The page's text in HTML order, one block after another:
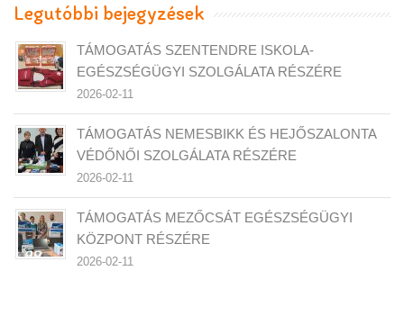
Legutóbbi bejegyzések
TÁMOGATÁS SZENTENDRE ISKOLA-
EGÉSZSÉGÜGYI SZOLGÁLATA RÉSZÉRE
2026-02-11
TÁMOGATÁS NEMESBIKK ÉS HEJŐSZALONTA
VÉDŐNŐI SZOLGÁLATA RÉSZÉRE
2026-02-11
TÁMOGATÁS MEZŐCSÁT EGÉSZSÉGÜGYI
KÖZPONT RÉSZÉRE
2026-02-11